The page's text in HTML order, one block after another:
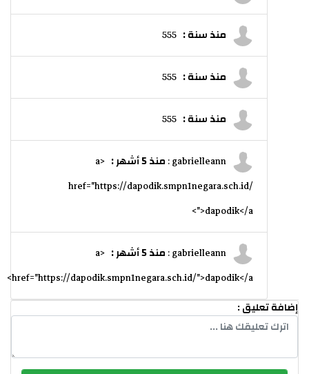
منذ سنة : 555
منذ سنة : 555
منذ سنة : 555
منذ 5 أشهر :
<a
href="https://dapodik.smpn1negara.sch.id/
">dapodik</a>
منذ 5 أشهر :
<a
href="https://dapodik.smpn1negara.sch.id/">dapodik</a>
إضافة تعليق :